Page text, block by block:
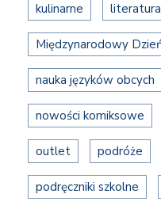
kulinarne
Międzynarodowy
nauka języków obcych
nowości komiksowe
outlet podróże
podręczniki szkolne